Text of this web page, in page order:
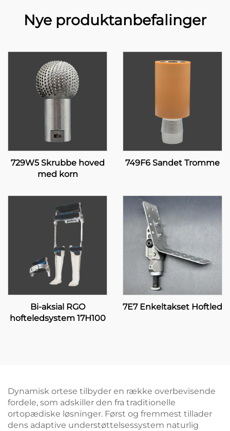
Nye produktanbefalinger
729W5 Skrubbe hoved
med korn
749F6 Sandet Tromme
Bi-aksial RGO
hofteledsystem 17H100
7E7 Enkeltakset Hoftled
Dynamisk ortese tilbyder en række overbevisende
fordele, som adskiller den fra traditionelle
ortopædiske løsninger. Først og fremmest tillader
dens adaptive understøttelsessystem naturlig